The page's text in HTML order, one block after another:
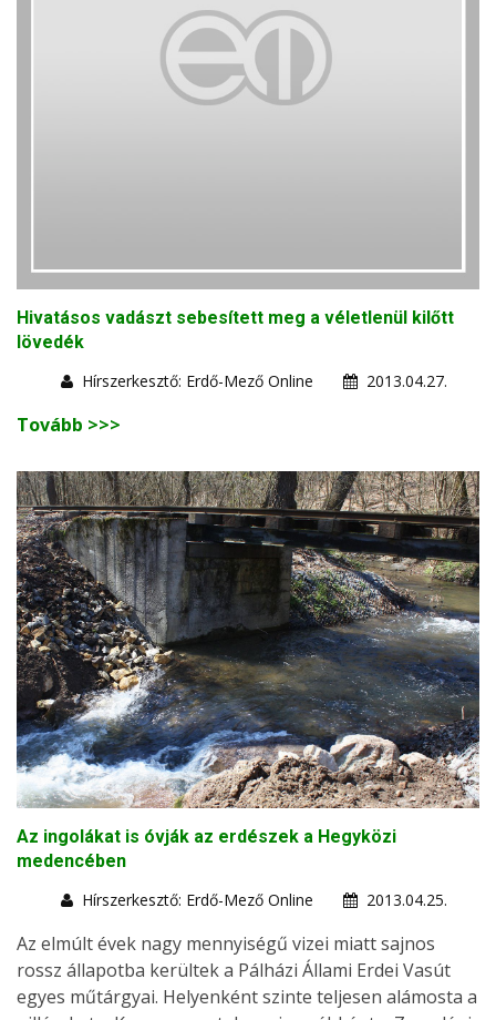
Hivatásos vadászt sebesített meg a véletlenül kilőtt
lövedék
Hírszerkesztő: Erdő-Mező Online
2013.04.27.
Tovább >>>
Az ingolákat is óvják az erdészek a Hegyközi
medencében
Hírszerkesztő: Erdő-Mező Online
2013.04.25.
Az elmúlt évek nagy mennyiségű vizei miatt sajnos
rossz állapotba kerültek a Pálházi Állami Erdei Vasút
egyes műtárgyai. Helyenként szinte teljesen alámosta a